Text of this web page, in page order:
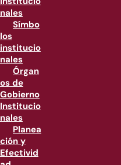
nales
Símbo
los
institucio
nales
Órgan
os de
Gobierno
Institucio
nales
Planea
ción y
Efectivid